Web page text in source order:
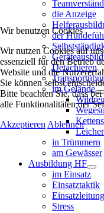
die Anzeige
der
Detachieren
im Gelände
in Trümmern
am Gewässer
Ausbildung HF
im Einsatz
Einsatztaktik
Einsatzleitung
Stress
Wir benutzen Cookies
Wir nutzen Cookies auf
essenziell für den Betrieb
Website und die
Sie können selbst
Bitte beachten Sie, dass
alle Funktionalitäten der
Akzeptieren Ablehnen